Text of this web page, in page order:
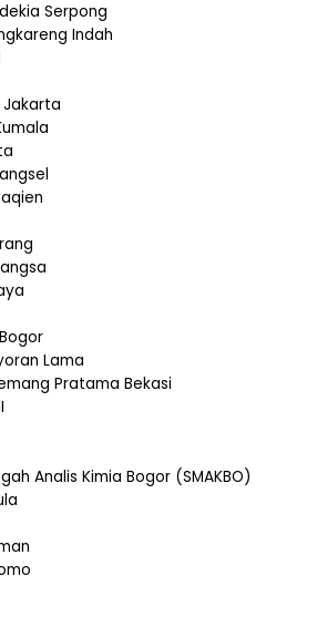
Serpong
Indah
Jakarta
Lama
Pratama Bekasi
Analis Kimia Bogor (SMAKBO)